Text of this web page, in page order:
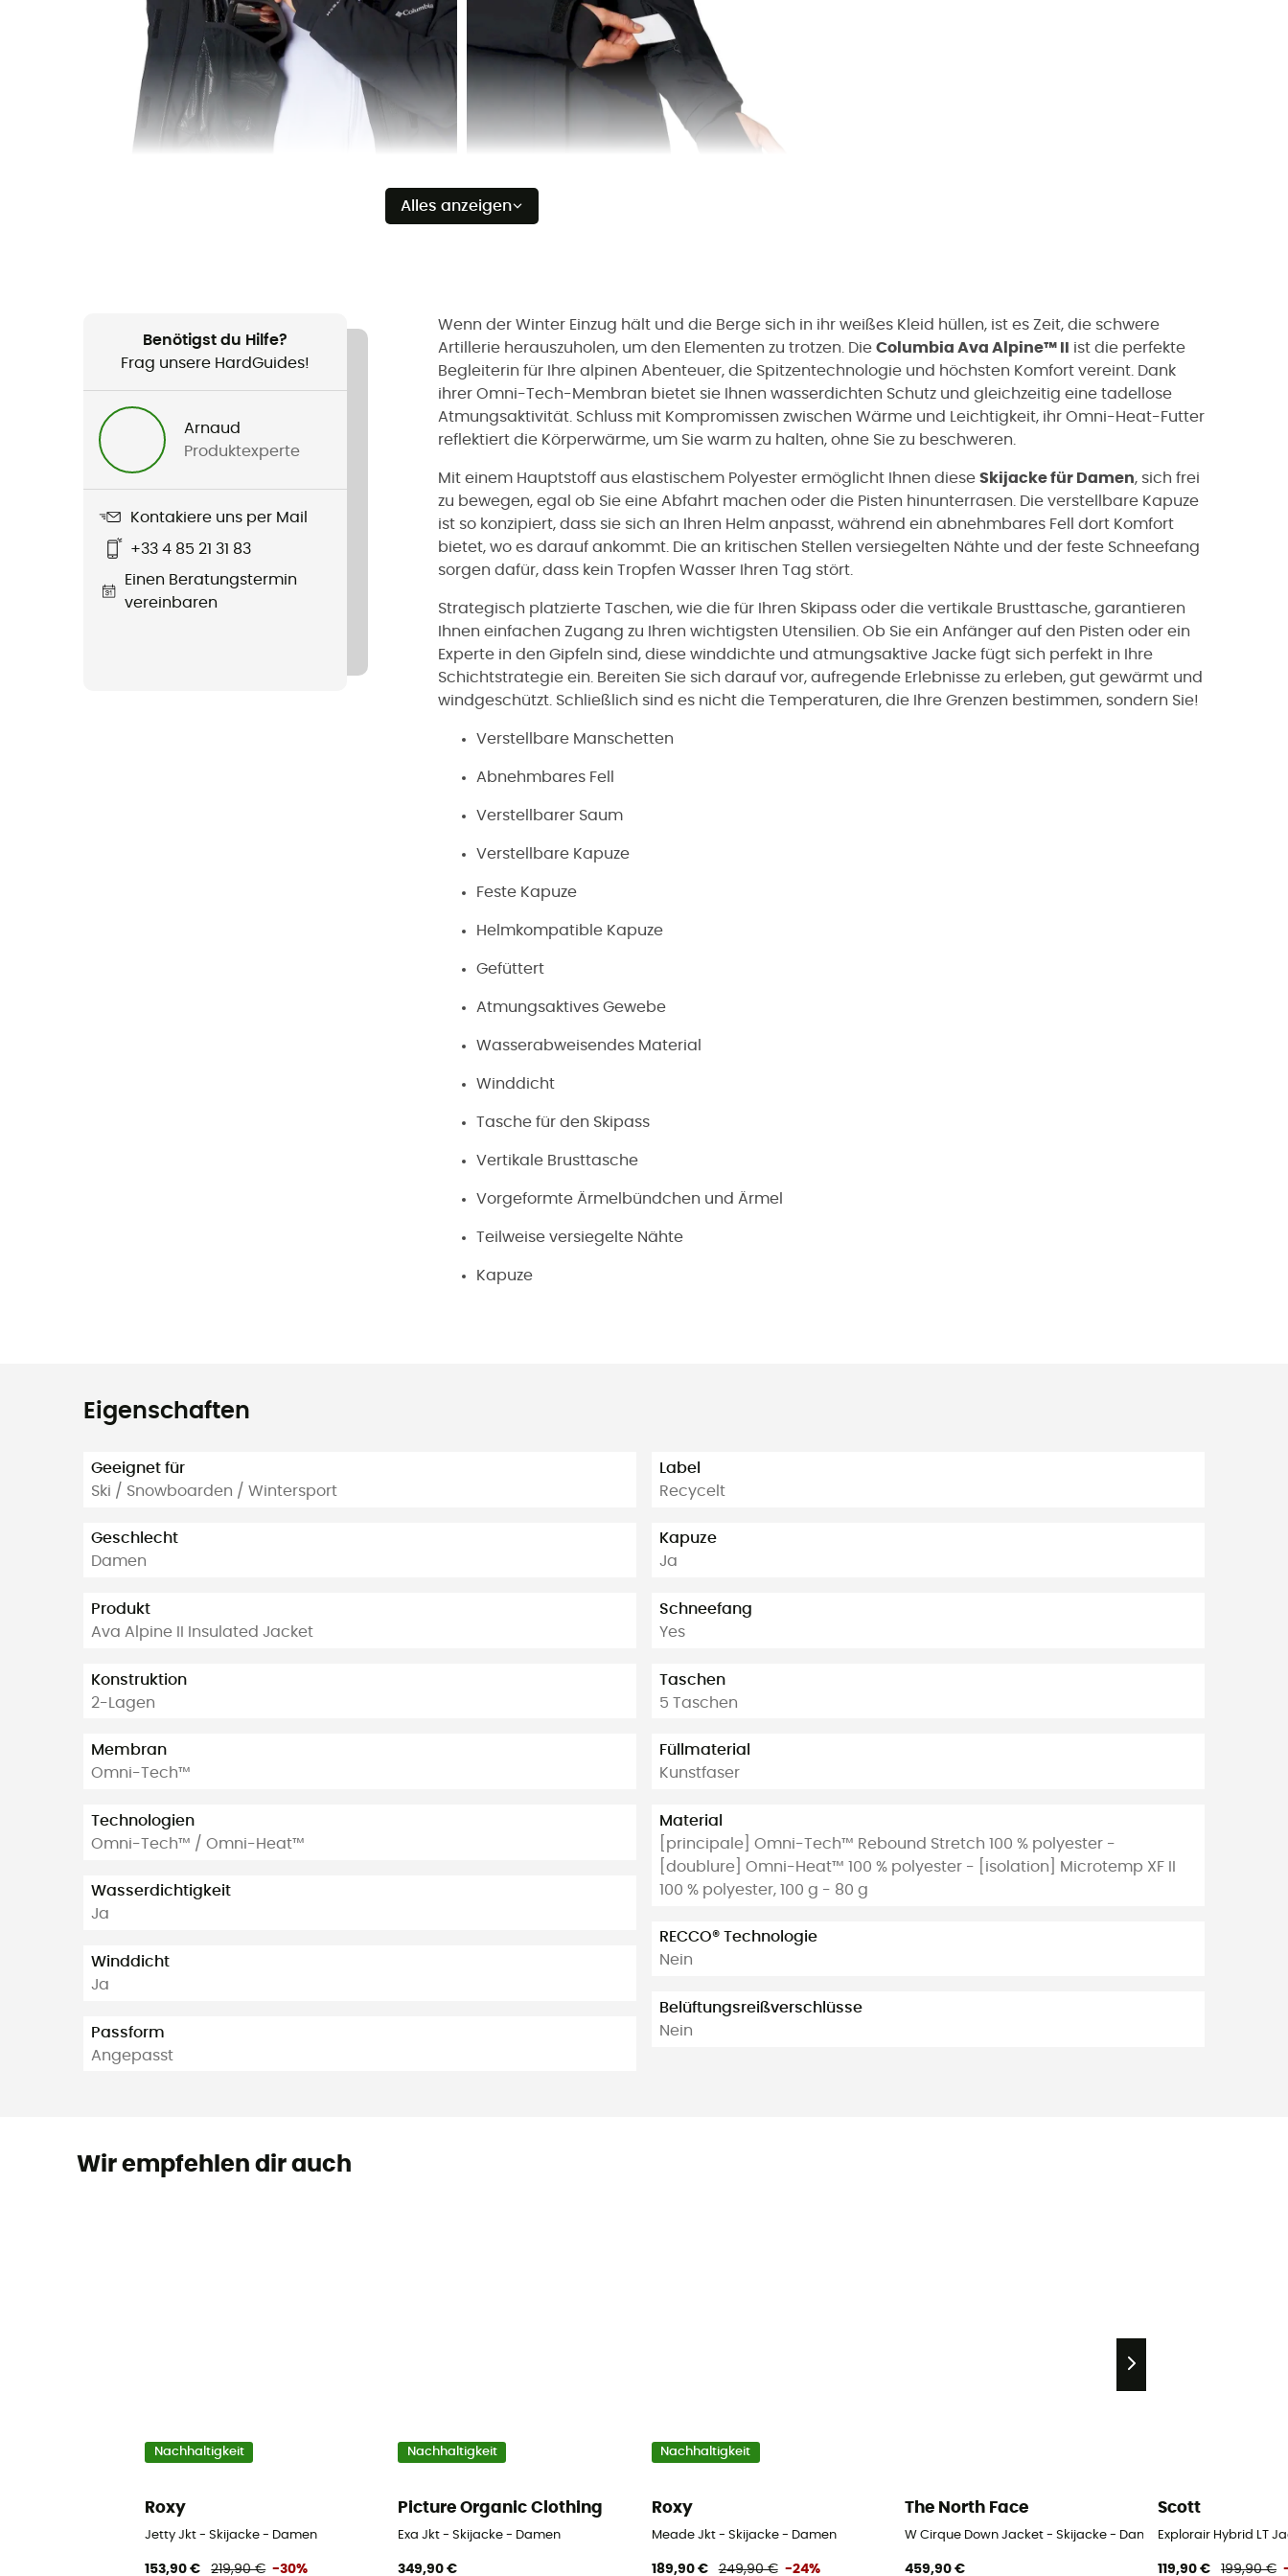
Alles anzeigen
Benötigst du Hilfe?
Frag unsere HardGuides!
Arnaud
Produktexperte
Kontakiere uns per Mail
+33 4 85 21 31 83
Einen Beratungstermin
vereinbaren
Wenn der Winter Einzug hält und die Berge sich in ihr weißes Kleid hüllen, ist es Zeit, die schwere
Artillerie herauszuholen, um den Elementen zu trotzen. Die Columbia Ava Alpine™ II
ist die perfekte
Begleiterin für Ihre alpinen Abenteuer, die Spitzentechnologie und höchsten Komfort vereint. Dank
ihrer Omni-Tech-Membran bietet sie Ihnen wasserdichten Schutz und gleichzeitig eine tadellose
Atmungsaktivität. Schluss mit Kompromissen zwischen Wärme und Leichtigkeit, ihr Omni-Heat-Futter
reflektiert die Körperwärme, um Sie warm zu halten, ohne Sie zu beschweren.
Mit einem Hauptstoff aus elastischem Polyester ermöglicht Ihnen diese Skijacke für Damen, sich frei
zu bewegen, egal ob Sie eine Abfahrt machen oder die Pisten hinunterrasen. Die verstellbare Kapuze
ist so konzipiert, dass sie sich an Ihren Helm anpasst, während ein abnehmbares Fell dort Komfort
bietet, wo es darauf ankommt. Die an kritischen Stellen versiegelten Nähte und der feste Schneefang
sorgen dafür, dass kein Tropfen Wasser Ihren Tag stört.
Strategisch platzierte Taschen, wie die für Ihren Skipass oder die vertikale Brusttasche, garantieren
Ihnen einfachen Zugang zu Ihren wichtigsten Utensilien. Ob Sie ein Anfänger auf den Pisten oder ein
Experte in den Gipfeln sind, diese winddichte und atmungsaktive Jacke fügt sich perfekt in Ihre
Schichtstrategie ein. Bereiten Sie sich darauf vor, aufregende Erlebnisse zu erleben, gut gewärmt und
windgeschützt. Schließlich sind es nicht die Temperaturen, die Ihre Grenzen bestimmen, sondern Sie!
Verstellbare Manschetten
Abnehmbares Fell
Verstellbarer Saum
Verstellbare Kapuze
Feste Kapuze
Helmkompatible Kapuze
Gefüttert
Atmungsaktives Gewebe
Wasserabweisendes Material
Winddicht
Tasche für den Skipass
Vertikale Brusttasche
Vorgeformte Ärmelbündchen und Ärmel
Teilweise versiegelte Nähte
Kapuze
Eigenschaften
Geeignet für
Ski / Snowboarden / Wintersport
Geschlecht
Damen
Produkt
Ava Alpine II Insulated Jacket
Konstruktion
2-Lagen
Membran
Omni-Tech™
Technologien
Omni-Tech™ / Omni-Heat™
Wasserdichtigkeit
Ja
Winddicht
Ja
Passform
Angepasst
Label
Recycelt
Kapuze
Ja
Schneefang
Yes
Taschen
5 Taschen
Füllmaterial
Kunstfaser
Material
[principale] Omni-Tech™ Rebound Stretch 100 % polyester -
[doublure] Omni-Heat™ 100 % polyester - [isolation] Microtemp XF II
100 % polyester, 100 g - 80 g
RECCO® Technologie
Nein
Belüftungsreißverschlüsse
Nein
Wir empfehlen dir auch
Nachhaltigkeit
Roxy
Jetty Jkt - Skijacke - Damen
153,90 € 219,90 € -30%
Nachhaltigkeit
Picture Organic Clothing
Exa Jkt - Skijacke - Damen
349,90 €
Nachhaltigkeit
Roxy
Meade Jkt - Skijacke - Damen
189,90 € 249,90 € -24%
The North Face
W Cirque Down Jacket - Skijacke - Damen
459,90 €
Scott
Explorair Hybrid LT
119,90 € 199,90 €